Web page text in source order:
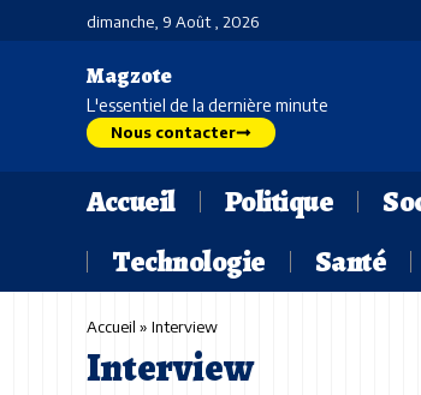
dimanche, 9 Août , 2026
Magzote
L'essentiel de la dernière minute
Nous contacter
Accueil Politique
Technologie
Santé
Accueil » Interview
Interview